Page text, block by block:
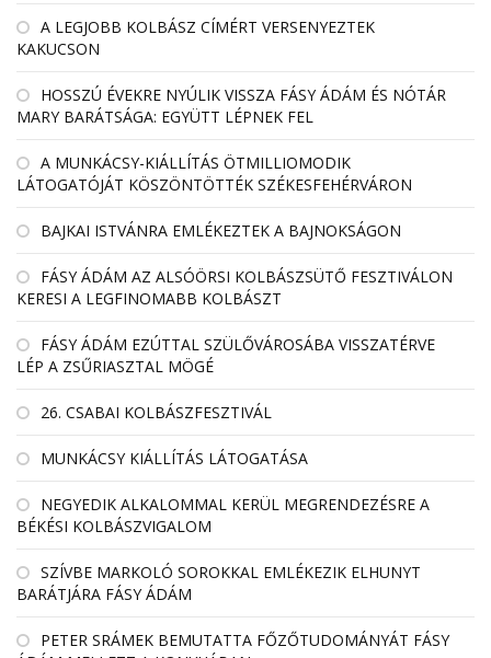
A LEGJOBB KOLBÁSZ CÍMÉRT VERSENYEZTEK
KAKUCSON
HOSSZÚ ÉVEKRE NYÚLIK VISSZA FÁSY ÁDÁM ÉS NÓTÁR
MARY BARÁTSÁGA: EGYÜTT LÉPNEK FEL
A MUNKÁCSY-KIÁLLÍTÁS ÖTMILLIOMODIK
LÁTOGATÓJÁT KÖSZÖNTÖTTÉK SZÉKESFEHÉRVÁRON
BAJKAI ISTVÁNRA EMLÉKEZTEK A BAJNOKSÁGON
FÁSY ÁDÁM AZ ALSÓÖRSI KOLBÁSZSÜTŐ FESZTIVÁLON
KERESI A LEGFINOMABB KOLBÁSZT
FÁSY ÁDÁM EZÚTTAL SZÜLŐVÁROSÁBA VISSZATÉRVE
LÉP A ZSŰRIASZTAL MÖGÉ
26. CSABAI KOLBÁSZFESZTIVÁL
MUNKÁCSY KIÁLLÍTÁS LÁTOGATÁSA
NEGYEDIK ALKALOMMAL KERÜL MEGRENDEZÉSRE A
BÉKÉSI KOLBÁSZVIGALOM
SZÍVBE MARKOLÓ SOROKKAL EMLÉKEZIK ELHUNYT
BARÁTJÁRA FÁSY ÁDÁM
PETER SRÁMEK BEMUTATTA FŐZŐTUDOMÁNYÁT FÁSY